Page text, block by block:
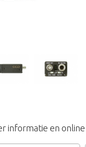
informatie en